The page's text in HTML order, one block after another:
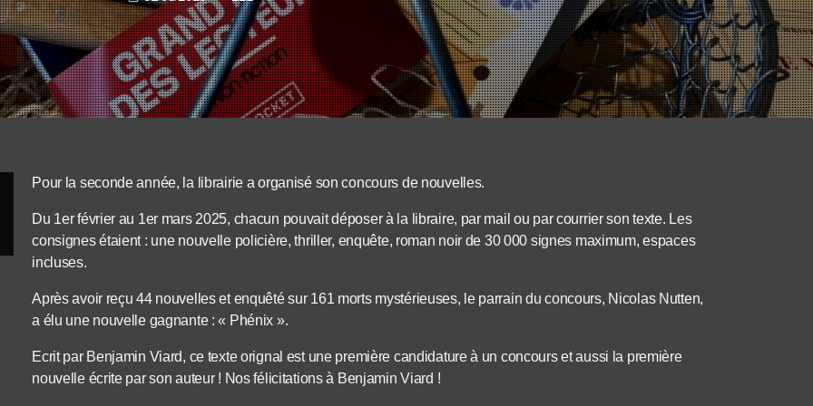
Pour la seconde année, la librairie a organisé son concours de nouvelles.
Du 1er février au 1er mars 2025, chacun pouvait déposer à la libraire, par mail ou par courrier son texte. Les
consignes étaient : une nouvelle policière, thriller, enquête, roman noir de 30 000 signes maximum, espaces
incluses.
Après avoir reçu 44 nouvelles et enquêté sur 161 morts mystérieuses, le parrain du concours, Nicolas Nutten,
a élu une nouvelle gagnante : « Phénix ».
Ecrit par Benjamin Viard, ce texte orignal est une première candidature à un concours et aussi la première
nouvelle écrite par son auteur ! Nos félicitations à Benjamin Viard !